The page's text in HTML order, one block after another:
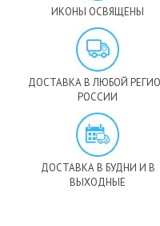
ИКОНЫ ОСВЯЩЕНЫ
ДОСТАВКА В ЛЮБОЙ
РОССИИ
ДОСТАВКА В БУДНИ И В
ВЫХОДНЫЕ